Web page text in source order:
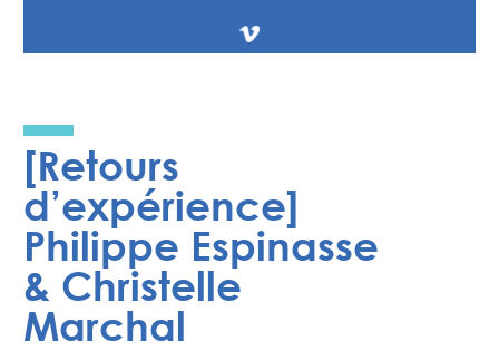
[Retours
d’expérience]
Philippe Espinasse
& Christelle
Marchal